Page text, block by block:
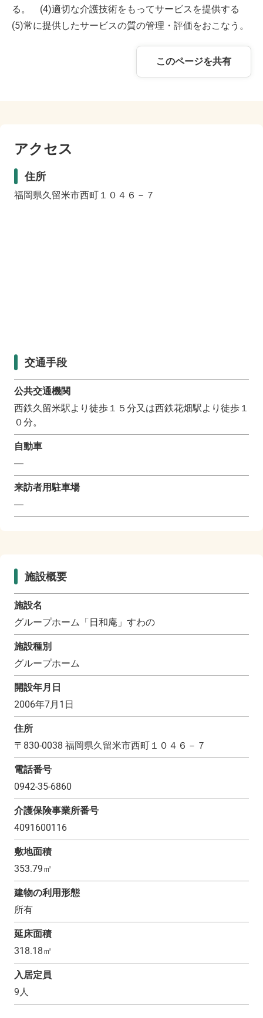
る。 (4)適切な介護技術をもってサービスを提供する
(5)常に提供したサービスの質の管理・評価をおこなう。
このページを共有
アクセス
住所
福岡県久留米市西町１０４６－７
交通手段
公共交通機関
西鉄久留米駅より徒歩１５分又は西鉄花畑駅より徒歩１
０分。
自動車
―
来訪者用駐車場
―
施設概要
施設名
グループホーム「日和庵」すわの
施設種別
グループホーム
開設年月日
2006年7月1日
住所
〒 830-0038 福岡県久留米市西町１０４６－７
電話番号
0942-35-6860
介護保険事業所番号
4091600116
敷地面積
353.79㎡
建物の利用形態
所有
延床面積
318.18㎡
入居定員
9人